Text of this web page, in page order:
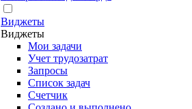
Виджеты
Виджеты
Мои задачи
Учет трудозатрат
Запросы
Список задач
Счетчик